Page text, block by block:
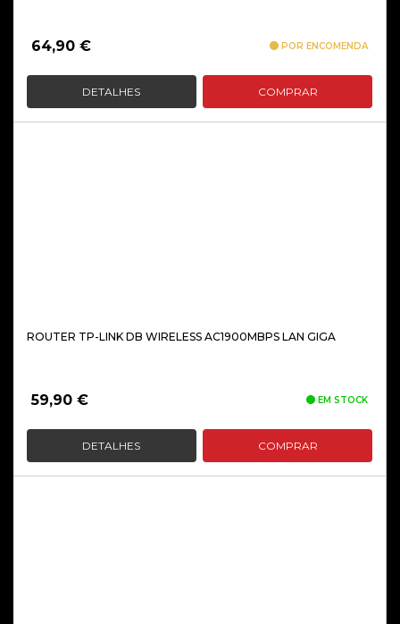
64,90 € POR ENCOMENDA
DETALHES COMPRAR
ROUTER TP-LINK DB WIRELESS AC1900MBPS LAN GIGA
59,90 € EM STOCK
DETALHES COMPRAR